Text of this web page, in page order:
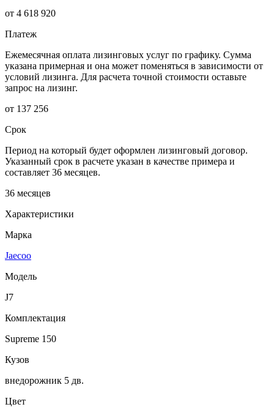
от 4 618 920
Платеж
Ежемесячная оплата лизинговых услуг по графику. Сумма
указана примерная и она может поменяться в зависимости от
условий лизинга. Для расчета точной стоимости оставьте
запрос на лизинг.
от 137 256
Срок
Период на который будет оформлен лизинговый договор.
Указанный срок в расчете указан в качестве примера и
составляет 36 месяцев.
36 месяцев
Характеристики
Марка
Jaecoo
Модель
J7
Комплектация
Supreme 150
Кузов
внедорожник 5 дв.
Цвет